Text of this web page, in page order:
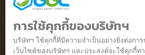
การใช้คุกกี้ของบริษัทฯ
บริษัทฯ ใช้คุกกี้ที่มีความจำเป็นอย่างยิ่งต่อกา
เว็บไซต์ของบริษัทฯ และประสงค์จะใช้คุกกี้ทา